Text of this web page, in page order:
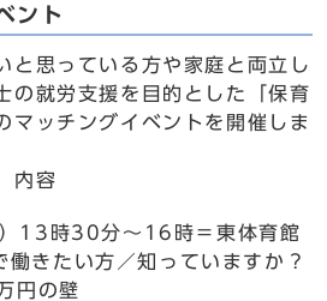
ント
と思っている方や家庭と両立し
の就労支援を目的とした「保育
マッチングイベントを開催しま
内容
13時30分～16時＝東体育館
働きたい方／知っていますか？
円の壁